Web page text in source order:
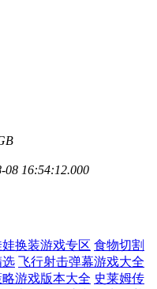
08 16:54:12.000
换装游戏专区 食物切割
选 飞行射击弹幕游戏大全
游戏版本大全 史莱姆传